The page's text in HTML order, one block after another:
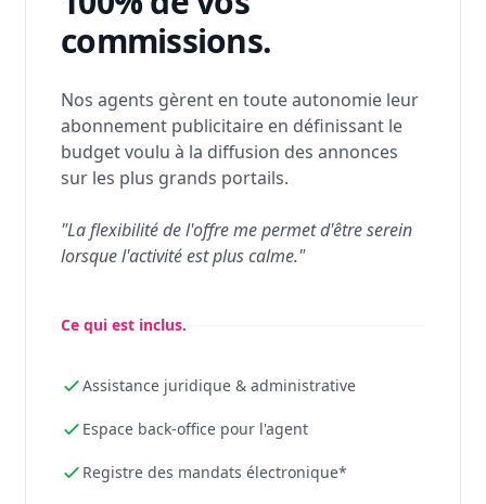
commissions.
Nos agents gèrent en toute autonomie leur
abonnement publicitaire en définissant le
budget voulu à la diffusion des annonces
sur les plus grands portails.
"La flexibilité de l'offre me permet d'être serein
lorsque l'activité est plus calme."
Ce qui est inclus.
Assistance juridique & administrative
Espace back-office pour l'agent
Registre des mandats électronique*